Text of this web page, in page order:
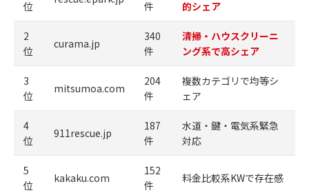
位
件
的シェア
2
位
curama.jp
340
件
清掃・ハウスクリーニ
ング系で高シェア
3
位
mitsumoa.com
204
件
複数カテゴリで均等シ
ェア
4
位
911rescue.jp
187
件
水道・鍵・電気系緊急
対応
5
位
kakaku.com
152
件
料金比較系KWで存在感